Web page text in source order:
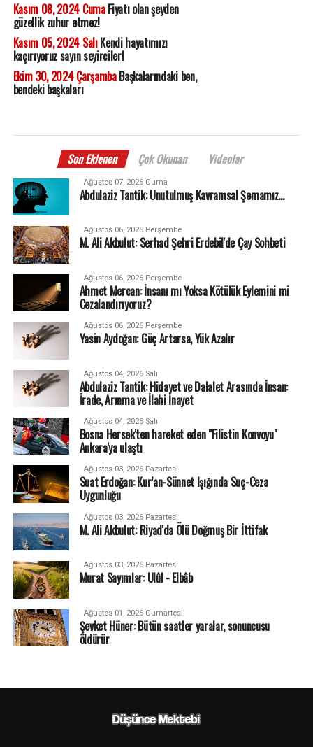
Kasım 08, 2024 CumaFiyatı olan şeyden
güzellik zuhur etmez!
Kasım 05, 2024 SalıKendi hayatımızı
kaçırıyoruz sayın seyirciler!
Ekim 30, 2024 ÇarşambaBaşkalarındaki ben,
bendeki başkaları
Son Eklenen Çok Okunan Videolar
Ağustos 07, 2026 Cuma
Abdulaziz Tantik: Unutulmuş Kavramsal Şemamız…
Ağustos 06, 2026 Perşembe
M. Ali Akbulut: Serhad Şehri Erdebil'de Çay Sohbeti
Ağustos 06, 2026 Perşembe
Ahmet Mercan: İnsanı mı Yoksa Kötülük Eylemini mi
Cezalandırıyoruz?
Ağustos 06, 2026 Perşembe
Yasin Aydoğan: Güç Artarsa, Yük Azalır
Ağustos 04, 2026 Salı
Abdulaziz Tantik: Hidayet ve Dalalet Arasında İnsan:
İrade, Arınma ve İlahi İnayet
Ağustos 04, 2026 Salı
Bosna Hersek'ten hareket eden "Filistin Konvoyu"
Ankara'ya ulaştı
Ağustos 03, 2026 Pazartesi
Suat Erdoğan: Kur’an-Sünnet Işığında Suç-Ceza
Uygunluğu
Ağustos 03, 2026 Pazartesi
M. Ali Akbulut: Riyad'da Ölü Doğmuş Bir İttifak
Ağustos 03, 2026 Pazartesi
Murat Sayımlar: Ulûl - Elbâb
Ağustos 01, 2026 Cumartesi
Şevket Hüner: Bütün saatler yaralar, sonuncusu
öldürür